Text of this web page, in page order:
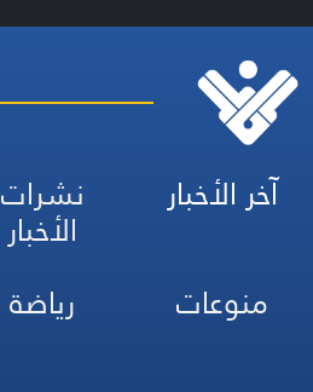
آخر الأخبار نشرات
الأخبار
منوعات
رياضة